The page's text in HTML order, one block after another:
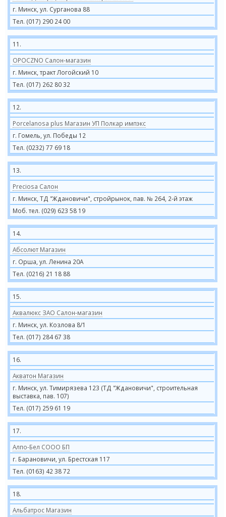
г. Минск, ул. Сурганова 88
Тел. (017) 290 24 00
11.
OPOCZNO Салон-магазин
г. Минск, тракт Логойский 10
Тел. (017) 262 80 32
12.
Porcelanosa plus Магазин УП Полкар импэкс
г. Гомель, ул. Победы 12
Тел. (0232) 77 69 18
13.
Preciosa Салон
г. Минск, ТД "Ждановичи", стройрынок, пав. № 264, 2-й этаж
Моб. тел. (029) 623 58 19
14.
Абсолют Магазин
г. Орша, ул. Ленина 20А
Тел. (0216) 21 18 88
15.
Аквалюкс ЗАО Салон-магазин
г. Минск, ул. Козлова 8/1
Тел. (017) 284 67 38
16.
Акватон Магазин
г. Минск, ул. Тимирязева 123 (ТД "Ждановичи", строительная
выставка, пав. 107)
Тел. (017) 259 61 19
17.
Алпо-Бел СООО БП
г. Барановичи, ул. Брестская 117
Тел. (0163) 42 38 72
18.
Альбатрос Магазин